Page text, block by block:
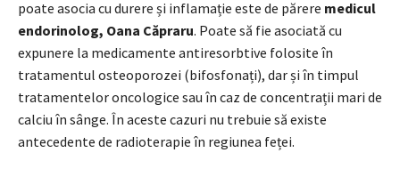
poate asocia cu durere și inflamație este de părere medicul
endorinolog, Oana Căpraru. Poate să fie asociată cu
expunere la medicamente antiresorbtive folosite în
tratamentul osteoporozei (bifosfonați), dar și în timpul
tratamentelor oncologice sau în caz de concentrații mari de
calciu în sânge. În aceste cazuri nu trebuie să existe
antecedente de radioterapie în regiunea feței.